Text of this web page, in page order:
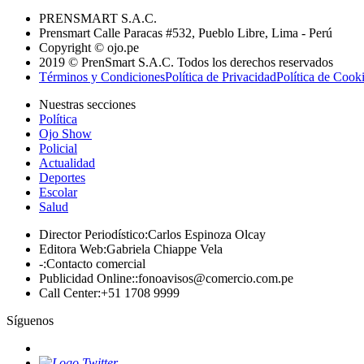
PRENSMART S.A.C.
Prensmart Calle Paracas #532, Pueblo Libre, Lima - Perú
Copyright © ojo.pe
2019 © PrenSmart S.A.C. Todos los derechos reservados
Términos y CondicionesPolítica de PrivacidadPolítica de
Nuestras secciones
Política
Ojo Show
Policial
Actualidad
Deportes
Escolar
Salud
Director Periodístico:Carlos Espinoza Olcay
Editora Web:Gabriela Chiappe Vela
-:Contacto comercial
Publicidad Online::fonoavisos@comercio.com.pe
Call Center:+51 1708 9999
Síguenos